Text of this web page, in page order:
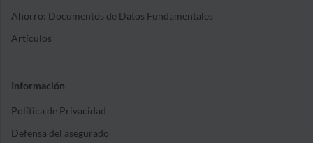
Ahorro: Documentos de Datos Fundamentales
Artículos
Información
Política de Privacidad
Defensa del asegurado